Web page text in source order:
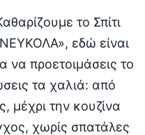
το Σπίτι
εδώ είναι
να προετοιμάσεις το
τα χαλιά: από
μέχρι την κουζίνα
χωρίς σπατάλες